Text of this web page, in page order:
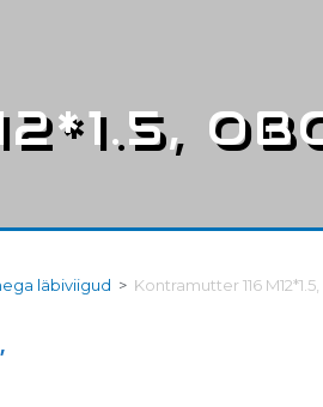
läbiviigud > Kontramutter 116